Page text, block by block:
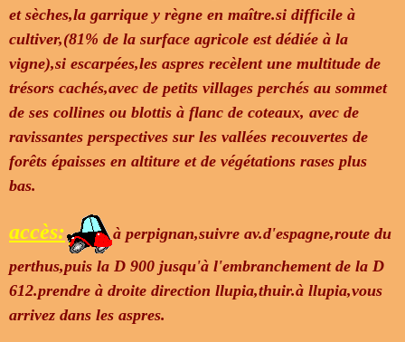
et sèches,la garrique y règne en maître.si difficile à
cultiver,(81% de la surface agricole est dédiée à la
vigne),si escarpées,les aspres recèlent une multitude de
trésors cachés,avec de petits villages perchés au sommet
de ses collines ou blottis à flanc de coteaux, avec de
ravissantes perspectives sur les vallées recouvertes de
forêts épaisses en altiture et de végétations rases plus
bas.
accès:
à perpignan,suivre av.d'espagne,route du
perthus,puis la D 900 jusqu'à l'embranchement de la D
612.prendre à droite direction llupia,thuir.à llupia,vous
arrivez dans les aspres.